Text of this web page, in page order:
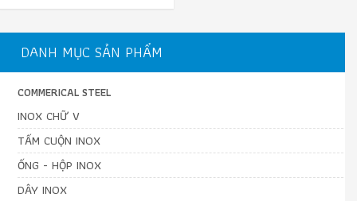
DANH MỤC SẢN PHẨM
COMMERICAL STEEL
INOX CHỮ V
TẤM CUỘN INOX
ỐNG - HỘP INOX
DÂY INOX